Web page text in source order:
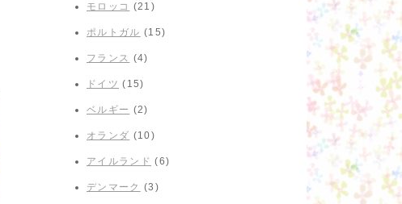
モロッコ (21)
ポルトガル (15)
フランス (4)
ドイツ (15)
ベルギー (2)
オランダ (10)
アイルランド (6)
デンマーク (3)